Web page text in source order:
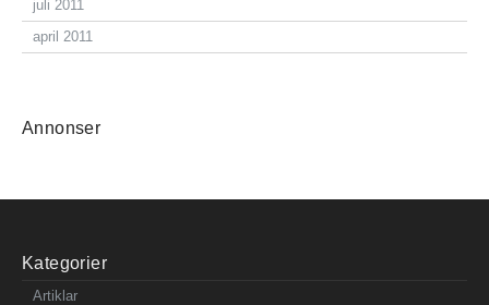
juli 2011
april 2011
Annonser
Kategorier
Artiklar